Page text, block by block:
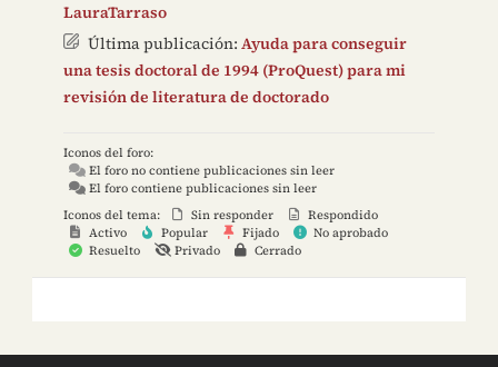
LauraTarraso
Última publicación: Ayuda para conseguir
una tesis doctoral de 1994 (ProQuest) para mi
revisión de literatura de doctorado
Iconos del foro:
El foro no contiene publicaciones sin leer
El foro contiene publicaciones sin leer
Iconos del tema:
Sin responder
Respondido
Activo
Popular Fijado
No aprobado
Resuelto
Privado Cerrado